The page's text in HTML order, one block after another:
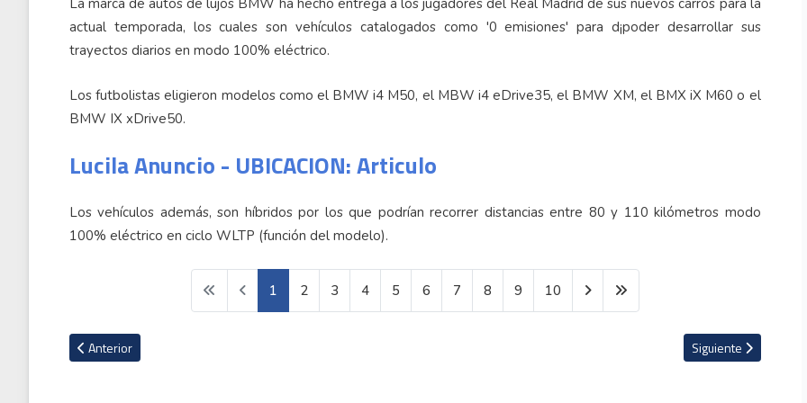
actual temporada, los cuales son vehículos catalogados como '0 emisiones' para d¡poder desarrollar sus
trayectos diarios en modo 100% eléctrico.
Los futbolistas eligieron modelos como el BMW i4 M50, el MBW i4 eDrive35, el BMW XM, el BMX iX M60 o el
BMW IX xDrive50.
Lucila Anuncio - UBICACION: Articulo
Los vehículos además, son híbridos por los que podrían recorrer distancias entre 80 y 110 kilómetros modo
100% eléctrico en ciclo WLTP (función del modelo).
1 2 3 4 5 6 7 8 9 10
Artículo anterior: Eligen las mejores imágenes del premio Fotógrafo de la Vida Silvestre 2023
Anterior Artículo siguiente: El
Siguiente